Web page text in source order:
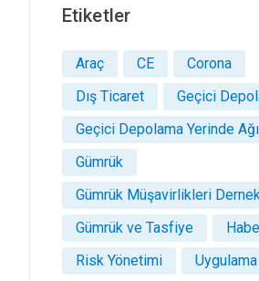
Etiketler
Araç CE
Corona
Dış Ticaret
Geçici
Geçici Depolama Yerinde
Gümrük
Gümrük Müşavirlikleri
Gümrük ve Tasfiye
Risk Yönetimi
Uygulama